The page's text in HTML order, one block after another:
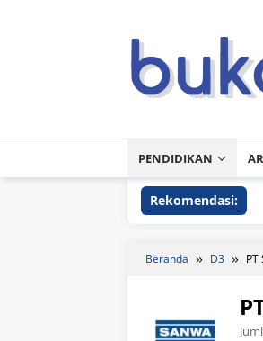
PENDIDIKAN
Rekomendasi:
Beranda D3